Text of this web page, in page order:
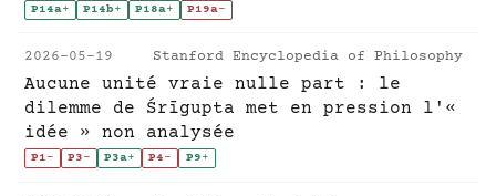
P14a+ P14b+ P18a+ P19a-
2026-05-19 Stanford Encyclopedia of Philosophy
Aucune unité vraie nulle part : le
dilemme de Śrīgupta met en pression l'«
idée » non analysée
P1- P3- P3a+ P4- P9+